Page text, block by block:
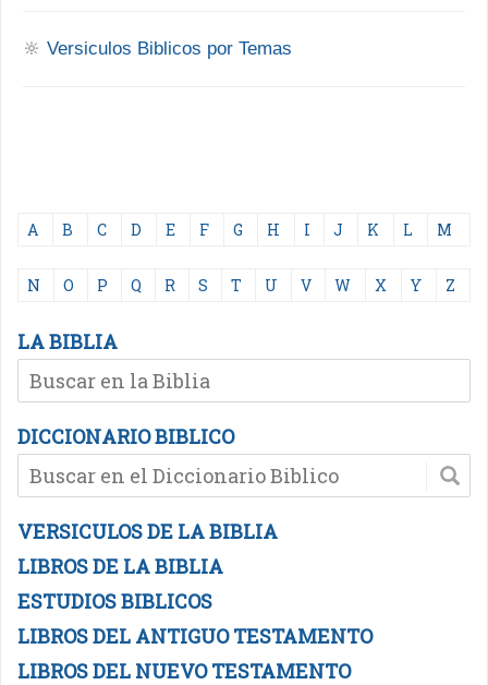
🔆 Versiculos Biblicos por Temas
A B C D E F G H I J K L M
N O P Q R S T U V W X Y Z
LA BIBLIA
DICCIONARIO BIBLICO
VERSICULOS DE LA BIBLIA
LIBROS DE LA BIBLIA
ESTUDIOS BIBLICOS
LIBROS DEL ANTIGUO TESTAMENTO
LIBROS DEL NUEVO TESTAMENTO